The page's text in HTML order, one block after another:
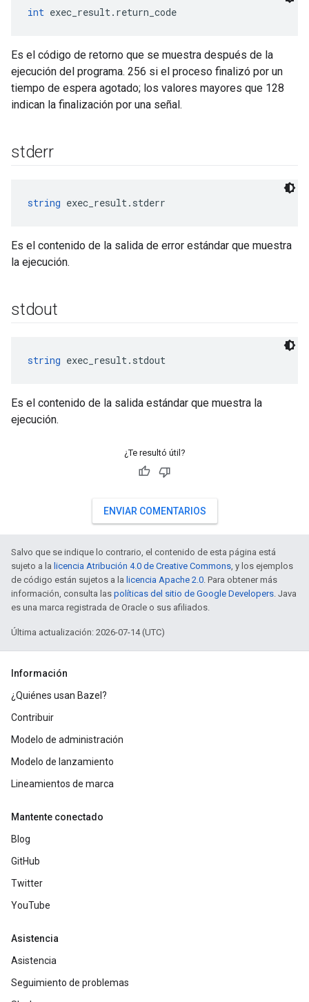
int exec_result.return_code
Es el código de retorno que se muestra después de la
ejecución del programa. 256 si el proceso finalizó por un
tiempo de espera agotado; los valores mayores que 128
indican la finalización por una señal.
stderr
string exec_result.stderr
Es el contenido de la salida de error estándar que muestra
la ejecución.
stdout
string exec_result.stdout
Es el contenido de la salida estándar que muestra la
ejecución.
¿Te resultó útil?
ENVIAR COMENTARIOS
Salvo que se indique lo contrario, el contenido de esta página está
sujeto a la licencia Atribución 4.0 de Creative Commons, y los ejemplos
de código están sujetos a la licencia Apache 2.0. Para obtener más
información, consulta las políticas del sitio de Google Developers. Java
es una marca registrada de Oracle o sus afiliados.
Última actualización: 2026-07-14 (UTC)
Información
¿Quiénes usan Bazel?
Contribuir
Modelo de administración
Modelo de lanzamiento
Lineamientos de marca
Mantente conectado
Blog
GitHub
Twitter
YouTube
Asistencia
Asistencia
Seguimiento de problemas